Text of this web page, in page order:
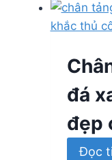
đá
đẹp
Đọc